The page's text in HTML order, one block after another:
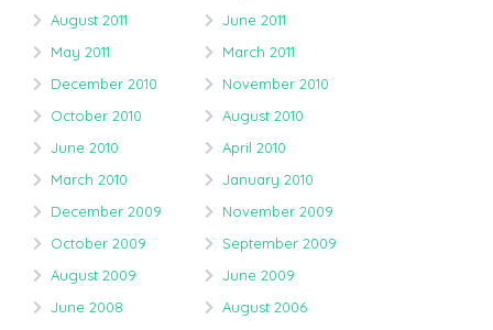
August 2011
June 2011
May 2011
March 2011
December 2010
November 2010
October 2010
August 2010
June 2010
April 2010
March 2010
January 2010
December 2009
November 2009
October 2009
September 2009
August 2009
June 2009
June 2008
August 2006